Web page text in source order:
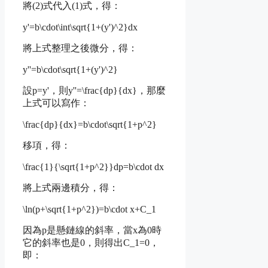
將(2)式代入(1)式，得：
y'=b\cdot\int\sqrt{1+(y')^2}dx
將上式整理之後微分，得：
y''=b\cdot\sqrt{1+(y')^2}
設p=y' ，則 y''=\frac{dp}{dx} ，那麼
上式可以寫作：
\frac{dp}{dx}=b\cdot\sqrt{1+p^2}
移項，得：
\frac{1}{\sqrt{1+p^2}}dp=b\cdot dx
將上式兩邊積分，得：
\ln(p+\sqrt{1+p^2})=b\cdot x+C_1
因為p是懸鏈線的斜率，當x為0時
它的斜率也是0，則得出C_1=0 ，
即：